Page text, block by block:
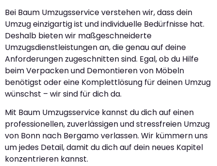
Bei Baum Umzugsservice verstehen wir, dass dein
Umzug einzigartig ist und individuelle Bedürfnisse hat.
Deshalb bieten wir maßgeschneiderte
Umzugsdienstleistungen an, die genau auf deine
Anforderungen zugeschnitten sind. Egal, ob du Hilfe
beim Verpacken und Demontieren von Möbeln
benötigst oder eine Komplettlösung für deinen Umzug
wünschst – wir sind für dich da.
Mit Baum Umzugsservice kannst du dich auf einen
professionellen, zuverlässigen und stressfreien Umzug
von Bonn nach Bergamo verlassen. Wir kümmern uns
um jedes Detail, damit du dich auf dein neues Kapitel
konzentrieren kannst.